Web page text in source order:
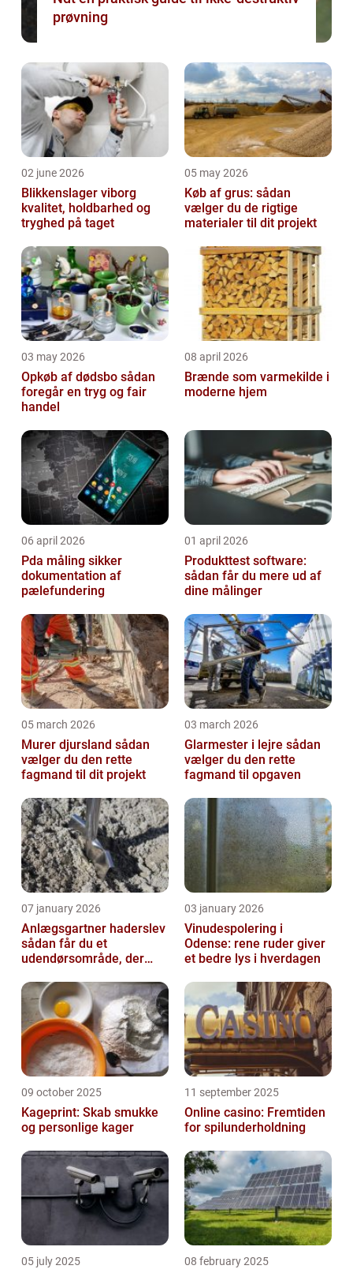
prøvning
02 june 2026
Blikkenslager viborg
kvalitet, holdbarhed og
tryghed på taget
05 may 2026
Køb af grus: sådan
vælger du de rigtige
materialer til dit projekt
03 may 2026
Opkøb af dødsbo sådan
foregår en tryg og fair
handel
08 april 2026
Brænde som varmekilde i
moderne hjem
06 april 2026
Pda måling sikker
dokumentation af
pælefundering
01 april 2026
Produkttest software:
sådan får du mere ud af
dine målinger
05 march 2026
Murer djursland sådan
vælger du den rette
fagmand til dit projekt
03 march 2026
Glarmester i lejre sådan
vælger du den rette
fagmand til opgaven
07 january 2026
Anlægsgartner haderslev
sådan får du et
udendørsområde, der
03 january 2026
Vinudespolering i
Odense: rene ruder giver
et bedre lys i hverdagen
09 october 2025
Kageprint: Skab smukke
og personlige kager
11 september 2025
Online casino: Fremtiden
for spilunderholdning
05 july 2025 08 february 2025